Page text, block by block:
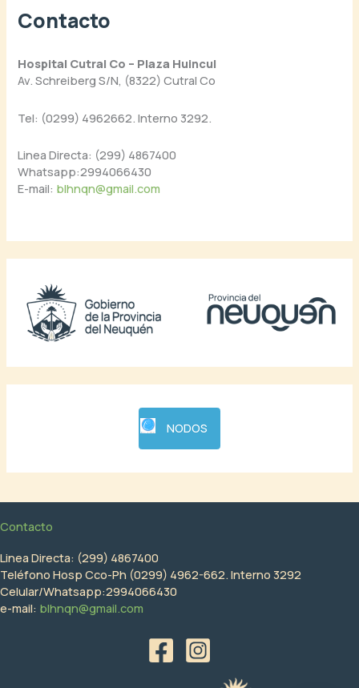
Contacto
Hospital Cutral Co – Plaza Huincul
Av. Schreiberg S/N, (8322) Cutral Co
Tel: (0299) 4962662. Interno 3292.
Linea Directa: (299) 4867400
Whatsapp:2994066430
E-mail: blhnqn@gmail.com
NODOS
Contacto
Linea Directa: (299) 4867400
Teléfono Hosp Cco-Ph (0299) 4962-662. Interno 3292
Celular/Whatsapp:2994066430
e-mail: blhnqn@gmail.com